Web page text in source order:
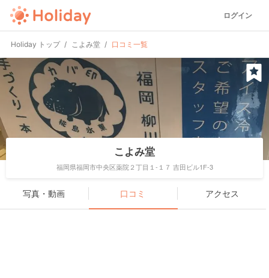
ログイン
Holiday トップ こよみ堂 口コミ一覧
こよみ堂
福岡県福岡市中央区薬院２丁目１-１７ 吉田ビル1F-3
写真・動画 口コミ アクセス